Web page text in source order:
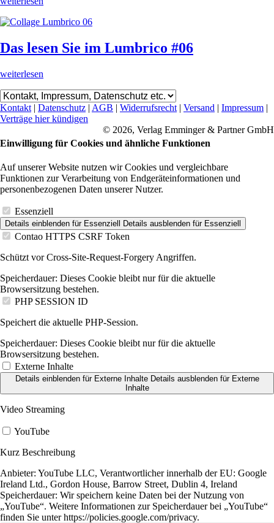
Das lesen Sie im Lumbrico #06
weiterlesen
Kontakt | Datenschutz | AGB | Widerrufsrecht | Versand | Impressum |
Verträge hier kündigen
© 2026, Verlag Emminger & Partner GmbH
Einwilligung für Cookies und ähnliche Funktionen
Auf unserer Website nutzen wir Cookies und vergleichbare
Funktionen zur Verarbeitung von Endgeräteinformationen und
personenbezogenen Daten unserer Nutzer.
Essenziell
Details einblenden für Essenziell Details ausblenden für Essenziell
Contao HTTPS CSRF Token
Schützt vor Cross-Site-Request-Forgery Angriffen.
Speicherdauer: Dieses Cookie bleibt nur für die aktuelle
Browsersitzung bestehen.
PHP SESSION ID
Speichert die aktuelle PHP-Session.
Speicherdauer: Dieses Cookie bleibt nur für die aktuelle
Browsersitzung bestehen.
Externe Inhalte
Details einblendenfür Externe Inhalte Details ausblendenfür Externe
Inhalte
Video Streaming
YouTube
Kurz Beschreibung
Anbieter: YouTube LLC, Verantwortlicher innerhalb der EU: Google
Ireland Ltd., Gordon House, Barrow Street, Dublin 4, Ireland
Speicherdauer: Wir speichern keine Daten bei der Nutzung von
„YouTube“. Weitere Informationen zur Speicherdauer bei „YouTube“
finden Sie unter https://policies.google.com/privacy.